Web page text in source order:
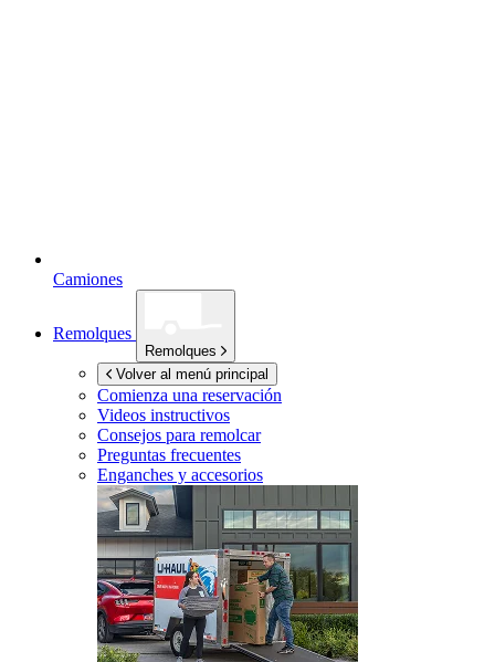
Camiones
Remolques
Remolques
Volver al menú principal
Comienza una reservación
Videos instructivos
Consejos para remolcar
Preguntas frecuentes
Enganches y accesorios